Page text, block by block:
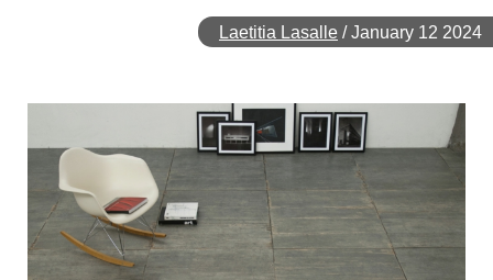
Laetitia Lasalle /January 12 2024